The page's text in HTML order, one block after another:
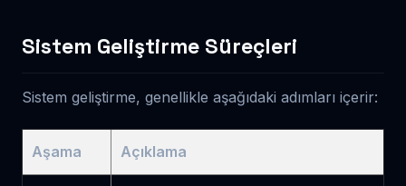
Sistem Geliştirme Süreçleri
Sistem geliştirme, genellikle aşağıdaki adımları içerir:
Aşama Açıklama